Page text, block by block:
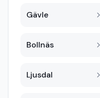
Gävle
Bollnäs
Ljusdal